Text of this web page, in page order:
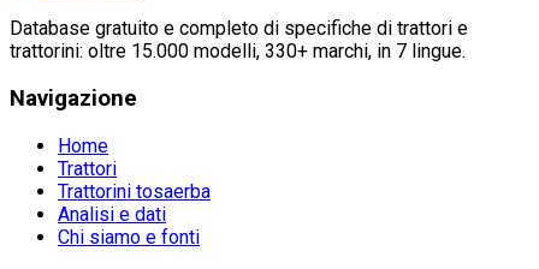
Database gratuito e completo di specifiche di trattori e
trattorini: oltre 15.000 modelli, 330+ marchi, in 7 lingue.
Navigazione
Home
Trattori
Trattorini tosaerba
Analisi e dati
Chi siamo e fonti